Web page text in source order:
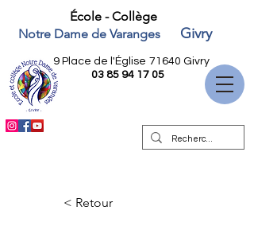
École - Collège
Notre Dame de Varanges
Givry
9 Place de l'Église 71640 Givry
03 85 94 17 05
< Retour